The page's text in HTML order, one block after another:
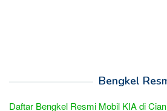
Bengkel
Daftar Bengkel Resmi Mobil KIA di